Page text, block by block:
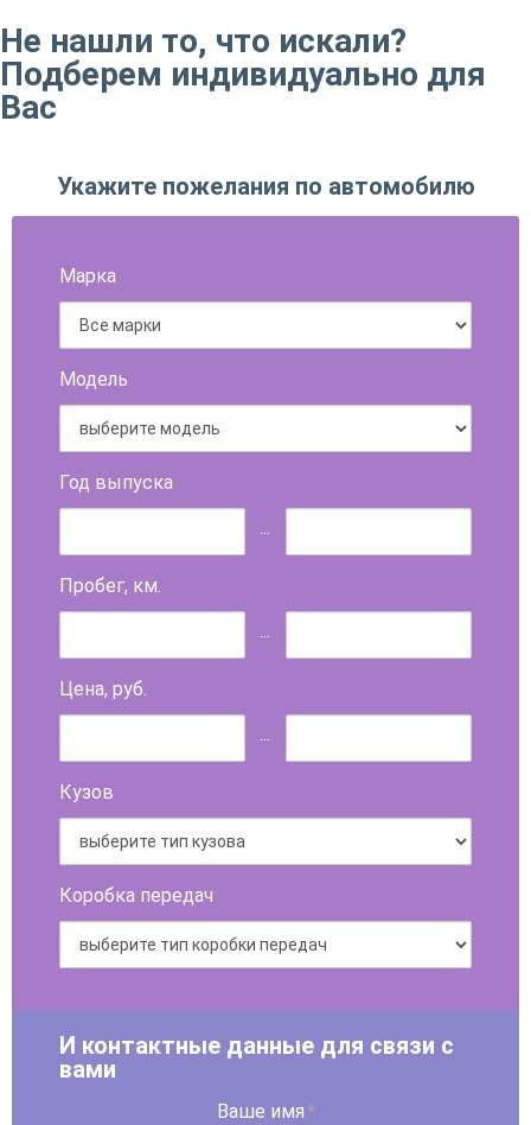
Не нашли то, что искали?
Подберем индивидуально для
Вас
Укажите пожелания по автомобилю
Марка
Модель
Год выпуска
...
Пробег, км.
...
Цена, руб.
...
Кузов
Коробка передач
И контактные данные для связи с
вами
Ваше имя *